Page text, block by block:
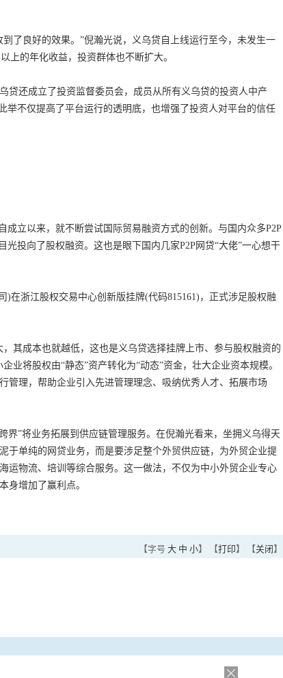
良好的效果。”倪瀚光说，义乌贷自上线运行至今，未发生一
上的年化收益，投资群体也不断扩大。
还成立了投资监督委员会，成员从所有义乌贷的投资人中产
举不仅提高了平台运行的透明底，也增强了投资人对平台的信任
立以来，就不断尝试国际贸易融资方式的创新。与国内众多P2P
光投向了股权融资。这也是眼下国内几家P2P网贷“大佬”一心想干
浙江股权交易中心创新版挂牌(代码815161)，正式涉足股权融
成本也就越低，这也是义乌贷选择挂牌上市、参与股权融资的
业将股权由“静态”资产转化为“动态”资金，壮大企业资本规模。
管理，帮助企业引入先进管理理念、吸纳优秀人才、拓展市场
”将业务拓展到供应链管理服务。在倪瀚光看来，坐拥义乌得天
于单纯的网贷业务，而是要涉足整个外贸供应链，为外贸企业提
运物流、培训等综合服务。这一做法，不仅为中小外贸企业专心
身增加了赢利点。
【字号 大 中 小】 【打印】 【关闭 】